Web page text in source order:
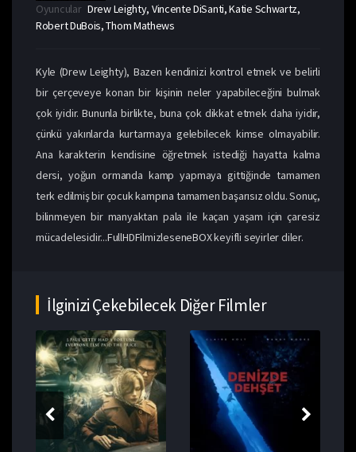
Oyuncular Drew Leighty, Vincente DiSanti, Katie Schwartz,
Robert DuBois, Thom Mathews
Kyle (Drew Leighty), Bazen kendinizi kontrol etmek ve belirli
bir çerçeveye konan bir kişinin neler yapabileceğini bulmak
çok iyidir. Bununla birlikte, buna çok dikkat etmek daha iyidir,
çünkü yakınlarda kurtarmaya gelebilecek kimse olmayabilir.
Ana karakterin kendisine öğretmek istediği hayatta kalma
dersi, yoğun ormanda kamp yapmaya gittiğinde tamamen
terk edilmiş bir çocuk kampına tamamen başarısız oldu. Sonuç,
bilinmeyen bir manyaktan pala ile kaçan yaşam için çaresiz
mücadelesidir...FullHDFilmizleseneBOX keyifli seyirler diler.
İlginizi Çekebilecek Diğer Filmler